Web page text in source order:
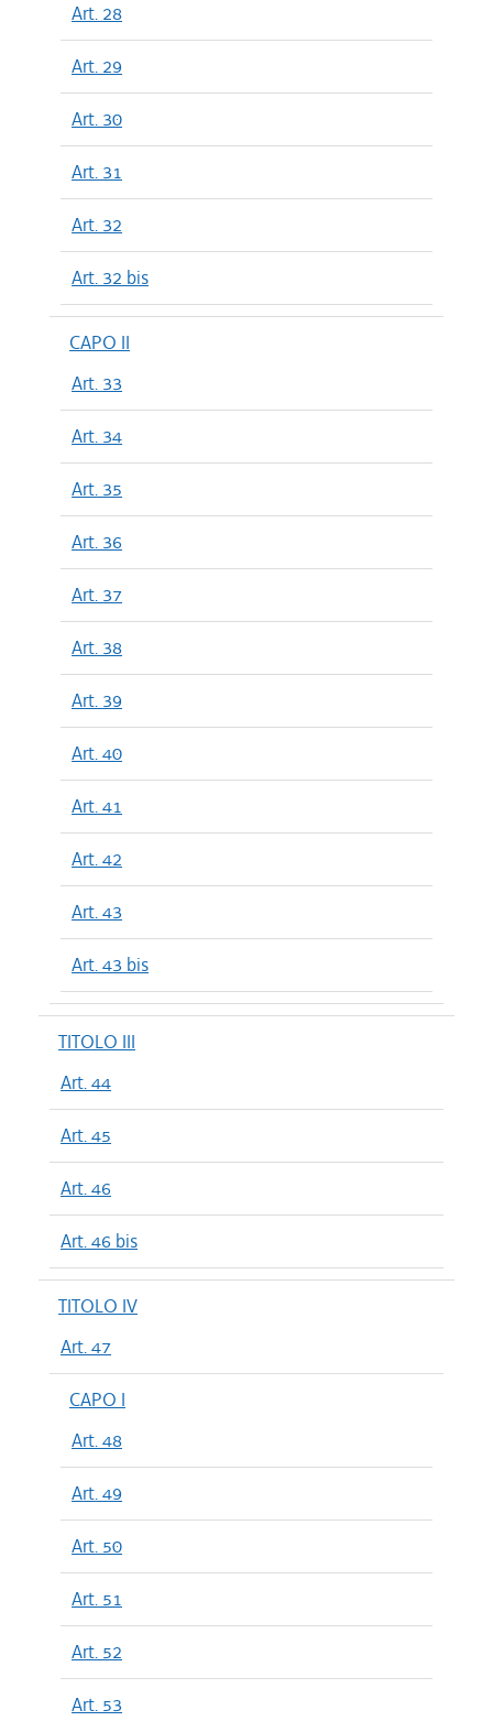
Art. 28
Art. 29
Art. 30
Art. 31
Art. 32
Art. 32 bis
CAPO II
Art. 33
Art. 34
Art. 35
Art. 36
Art. 37
Art. 38
Art. 39
Art. 40
Art. 41
Art. 42
Art. 43
Art. 43 bis
TITOLO III
Art. 44
Art. 45
Art. 46
Art. 46 bis
TITOLO IV
Art. 47
CAPO I
Art. 48
Art. 49
Art. 50
Art. 51
Art. 52
Art. 53